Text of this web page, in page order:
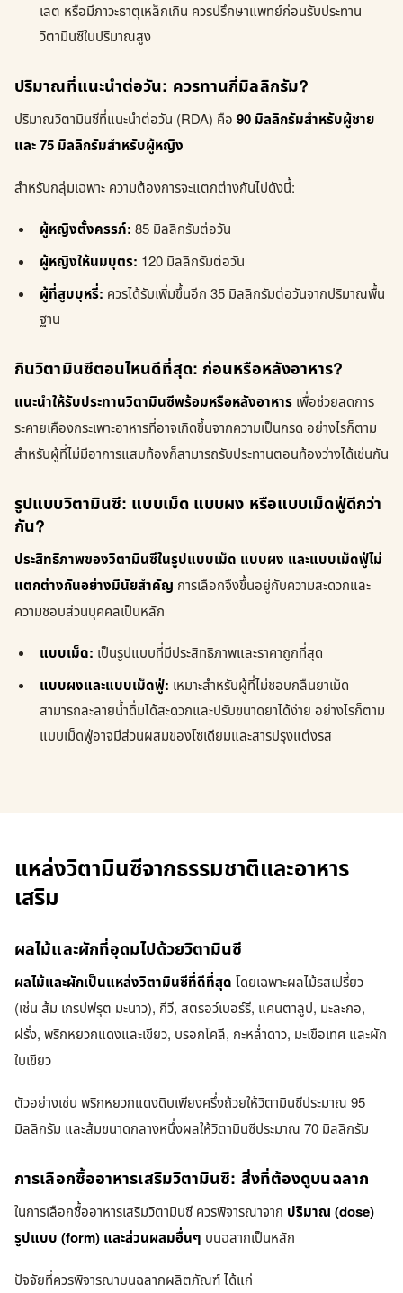
เลต หรือมีภาวะธาตุเหล็กเกิน ควรปรึกษาแพทย์ก่อนรับประทาน
วิตามินซีในปริมาณสูง
ปริมาณที่แนะนำต่อวัน: ควรทานกี่มิลลิกรัม?
ปริมาณวิตามินซีที่แนะนำต่อวัน (RDA) คือ 90 มิลลิกรัมสำหรับผู้ชาย
และ 75 มิลลิกรัมสำหรับผู้หญิง
สำหรับกลุ่มเฉพาะ ความต้องการจะแตกต่างกันไปดังนี้:
ผู้หญิงตั้งครรภ์: 85 มิลลิกรัมต่อวัน
ผู้หญิงให้นมบุตร: 120 มิลลิกรัมต่อวัน
ผู้ที่สูบบุหรี่: ควรได้รับเพิ่มขึ้นอีก 35 มิลลิกรัมต่อวันจากปริมาณพื้น
ฐาน
กินวิตามินซีตอนไหนดีที่สุด: ก่อนหรือหลังอาหาร?
แนะนำให้รับประทานวิตามินซีพร้อมหรือหลังอาหาร เพื่อช่วยลดการ
ระคายเคืองกระเพาะอาหารที่อาจเกิดขึ้นจากความเป็นกรด อย่างไรก็ตาม
สำหรับผู้ที่ไม่มีอาการแสบท้องก็สามารถรับประทานตอนท้องว่างได้เช่นกัน
รูปแบบวิตามินซี: แบบเม็ด แบบผง หรือแบบเม็ดฟู่ดีกว่า
กัน?
ประสิทธิภาพของวิตามินซีในรูปแบบเม็ด แบบผง และแบบเม็ดฟู่ไม่
แตกต่างกันอย่างมีนัยสำคัญ การเลือกจึงขึ้นอยู่กับความสะดวกและ
ความชอบส่วนบุคคลเป็นหลัก
แบบเม็ด: เป็นรูปแบบที่มีประสิทธิภาพและราคาถูกที่สุด
แบบผงและแบบเม็ดฟู่: เหมาะสำหรับผู้ที่ไม่ชอบกลืนยาเม็ด
สามารถละลายน้ำดื่มได้สะดวกและปรับขนาดยาได้ง่าย อย่างไรก็ตาม
แบบเม็ดฟู่อาจมีส่วนผสมของโซเดียมและสารปรุงแต่งรส
แหล่งวิตามินซีจากธรรมชาติและอาหาร
เสริม
ผลไม้และผักที่อุดมไปด้วยวิตามินซี
ผลไม้และผักเป็นแหล่งวิตามินซีที่ดีที่สุด โดยเฉพาะผลไม้รสเปรี้ยว
(เช่น ส้ม เกรปฟรุต มะนาว), กีวี, สตรอว์เบอร์รี, แคนตาลูป, มะละกอ,
ฝรั่ง, พริกหยวกแดงและเขียว, บรอกโคลี, กะหล่ำดาว, มะเขือเทศ และผัก
ใบเขียว
ตัวอย่างเช่น พริกหยวกแดงดิบเพียงครึ่งถ้วยให้วิตามินซีประมาณ 95
มิลลิกรัม และส้มขนาดกลางหนึ่งผลให้วิตามินซีประมาณ 70 มิลลิกรัม
การเลือกซื้ออาหารเสริมวิตามินซี: สิ่งที่ต้องดูบนฉลาก
ในการเลือกซื้ออาหารเสริมวิตามินซี ควรพิจารณาจาก ปริมาณ (dose)
รูปแบบ (form) และส่วนผสมอื่นๆ บนฉลากเป็นหลัก
ปัจจัยที่ควรพิจารณาบนฉลากผลิตภัณฑ์ ได้แก่